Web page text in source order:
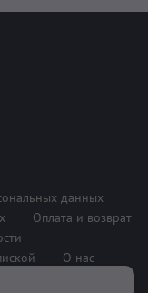
данных
Оплата и возврат
О нас